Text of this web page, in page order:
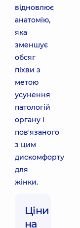
відновлює
анатомію,
яка
зменшує
обсяг
піхви з
метою
усунення
патологій
органу і
пов'язаного
з цим
дискомфорту
для
жінки.
Ціни
на